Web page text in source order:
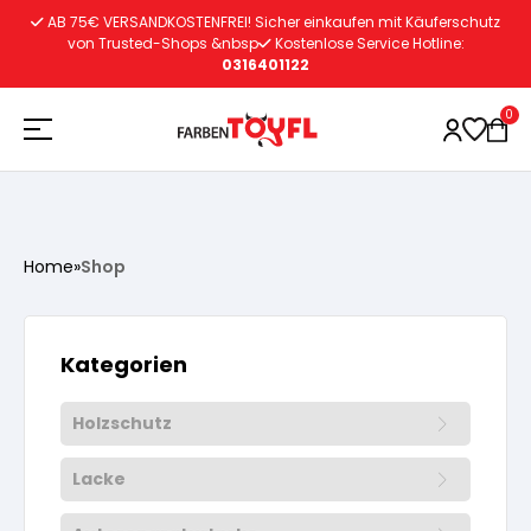
Vorbereitung
Wasserlösliche Grundierung
Lösemittelhältige Grundierung
Lacke
Wasserlösliche Grundierung
Vorbereitung
Innenfarben
AB 75€ VERSANDKOSTENFREI! Sicher einkaufen mit Käuferschutz
von Trusted-Shops &nbsp
Kostenlose Service Hotline:
0316401122
0
Home»Shop
Kategorien
Holzschutz
Vorbereitung
Wasserlösliche Grundierung
Lacke